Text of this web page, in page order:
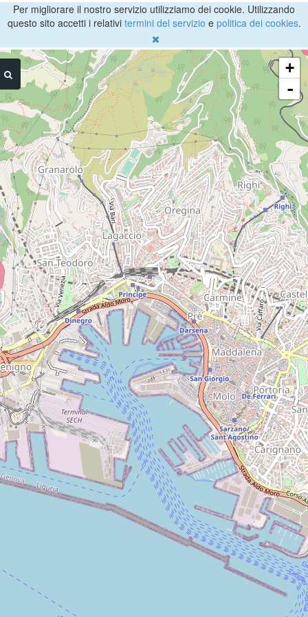
Per migliorare il nostro servizio utilizziamo dei cookie. Utilizzando
questo sito accetti i relativi termini del servizio e politica dei cookies.
+
-